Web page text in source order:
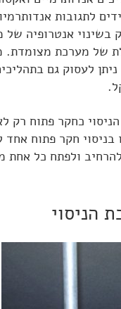
לתגובות
בשינוי אנטרופיה
של מערכת מצומדת.
לעסוק גם
כחקר פתוח רק
חקר פתוח אחד
ולפתח כל אחת
הניסוי